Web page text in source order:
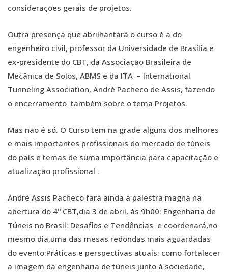
considerações gerais de projetos.
Outra presença que abrilhantará o curso é a do
engenheiro civil, professor da Universidade de Brasília e
ex-presidente do CBT, da Associação Brasileira de
Mecânica de Solos, ABMS e da ITA – International
Tunneling Association, André Pacheco de Assis, fazendo
o encerramento também sobre o tema Projetos.
Mas não é só. O Curso tem na grade alguns dos melhores
e mais importantes profissionais do mercado de túneis
do país e temas de suma importância para capacitação e
atualização profissional .
André Assis Pacheco fará ainda a palestra magna na
abertura do 4º CBT,dia 3 de abril, às 9h00: Engenharia de
Túneis no Brasil: Desafios e Tendências e coordenará,no
mesmo dia,uma das mesas redondas mais aguardadas
do evento:Práticas e perspectivas atuais: como fortalecer
a imagem da engenharia de túneis junto à sociedade,